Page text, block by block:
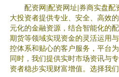
配资网|配资网址|券商实盘
大投资者提供专业、安全、高效
元化的金融资源，结合智能化的
期货等领域实现资金的灵活运用
控体系和贴心的客户服务，平台
同时，我们提供实时市场资讯与
资者稳步实现财富增值。选择我